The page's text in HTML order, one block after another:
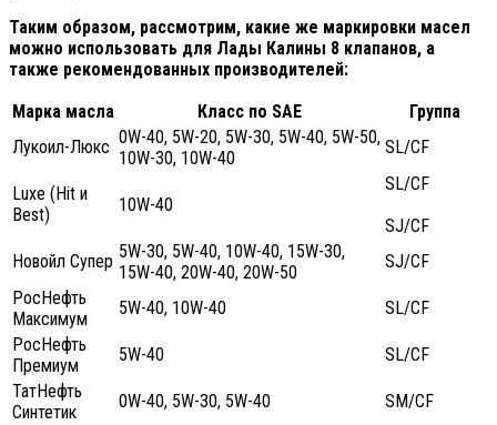
Таким образом, рассмотрим, какие же маркировки масел
можно использовать для Лады Калины 8 клапанов, а
также рекомендованных производителей:
Марка масла
Класс по SAE
Группа
Лукоил-Люкс 0W-40, 5W-20, 5W-30, 5W-40, 5W-50,
10W-30, 10W-40
SL/CF
Luxe (Hit и
Best)
10W-40
SL/CF
SJ/CF
Новойл Супер 5W-30, 5W-40, 10W-40, 15W-30,
15W-40, 20W-40, 20W-50
SJ/CF
РосНефть
Максимум
5W-40, 10W-40
SL/CF
РосНефть
Премиум
5W-40
SL/CF
ТатНефть
Синтетик
0W-40, 5W-30, 5W-40
SM/CF